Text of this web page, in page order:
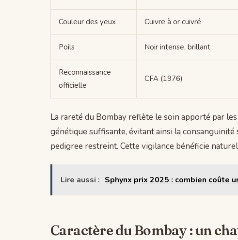
Couleur des yeux Cuivre à or cuivré
Poils Noir intense, brillant
Reconnaissance
officielle
CFA (1976)
La rareté du Bombay reflète le soin apporté par
génétique suffisante, évitant ainsi la
pedigree restreint. Cette vigilance bénéficie
Lire aussi : Sphynx prix 2025 : combien coûte
Caractère du Bombay : un